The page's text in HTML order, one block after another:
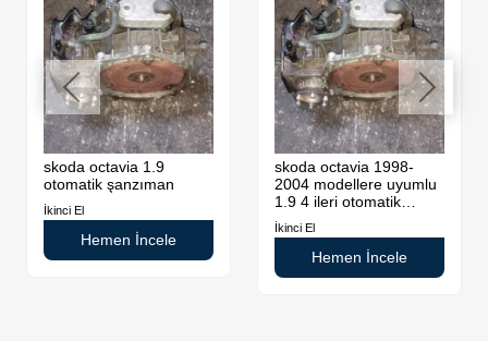
skoda octavia 1.9
otomatik şanzıman
İkinci El
Hemen İncele
skoda octavia 1998-
2004 modellere uyumlu
1.9 4 ileri otomatik
şanzıman
İkinci El
Hemen İncele